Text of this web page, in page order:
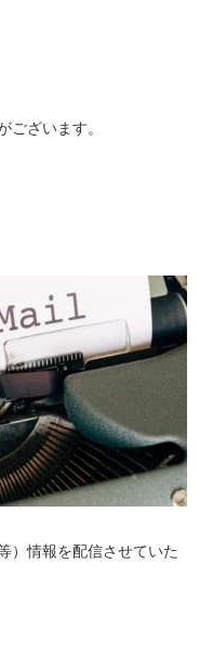
ございます。
）情報を配信させていた